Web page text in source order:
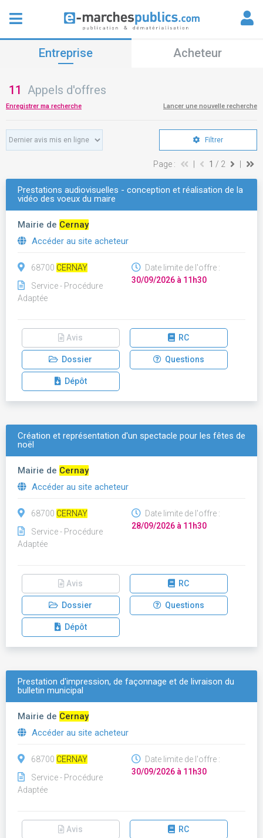
Entreprise Acheteur
11 Appels d'offres
Enregistrer ma recherche Lancer une nouvelle recherche
Filtrer
Page : 1 / 2
Prestations audiovisuelles - conception et réalisation de la
vidéo des voeux du maire
Mairie de Cernay
Accéder au site acheteur
68700 CERNAY
Service - Procédure
Adaptée
Date limite de l'offre :
30/09/2026 à 11h30
Avis RC
Dossier Questions
Dépôt
Création et représentation d'un spectacle pour les fêtes de
noël
Mairie de Cernay
Accéder au site acheteur
68700 CERNAY
Service - Procédure
Adaptée
Date limite de l'offre :
28/09/2026 à 11h30
Avis RC
Dossier Questions
Dépôt
Prestation d'impression, de façonnage et de livraison du
bulletin municipal
Mairie de Cernay
Accéder au site acheteur
68700 CERNAY
Service - Procédure
Adaptée
Date limite de l'offre :
30/09/2026 à 11h30
Avis RC